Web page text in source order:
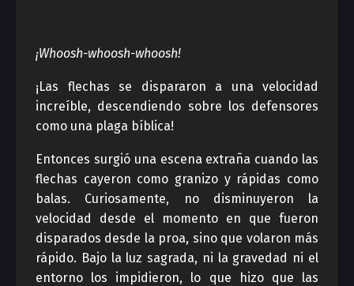
¡Whoosh-whoosh-whoosh!
¡Las flechas se dispararon a una velocidad
increíble, descendiendo sobre los defensores
como una plaga bíblica!
Entonces surgió una escena extraña cuando las
flechas cayeron como granizo y rápidas como
balas. Curiosamente, no disminuyeron la
velocidad desde el momento en que fueron
disparados desde la proa, sino que volaron más
rápido. Bajo la luz sagrada, ni la gravedad ni el
entorno los impidieron, lo que hizo que las